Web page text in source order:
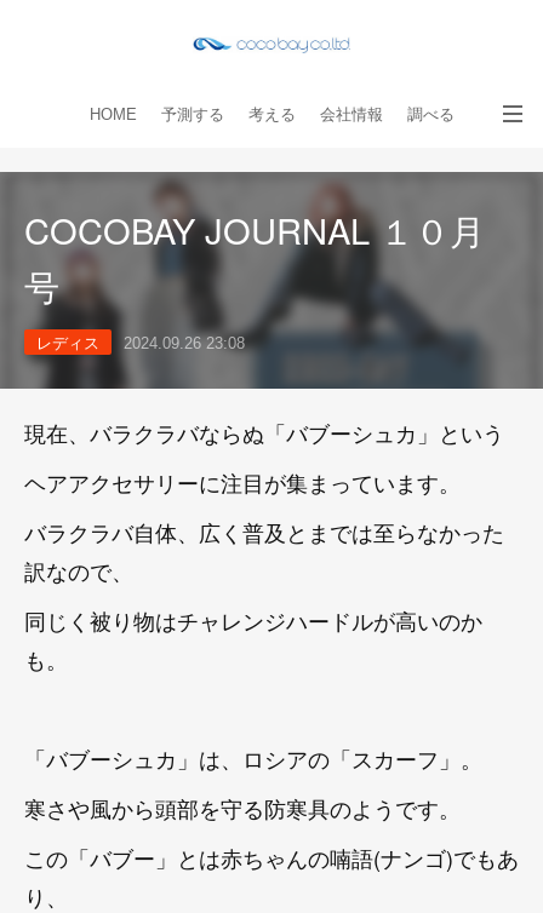
HOME 予測する 考える 会社情報 調べる
読み物
COCOBAY JOURNAL １０月
号
レディス 2024.09.26 23:08
現在、バラクラバならぬ「バブーシュカ」という
ヘアアクセサリーに注目が集まっています。
バラクラバ自体、広く普及とまでは至らなかった
訳なので、
同じく被り物はチャレンジハードルが高いのか
も。
「バブーシュカ」は、ロシアの「スカーフ」。
寒さや風から頭部を守る防寒具のようです。
この「バブー」とは赤ちゃんの喃語(ナンゴ)でもあ
り、